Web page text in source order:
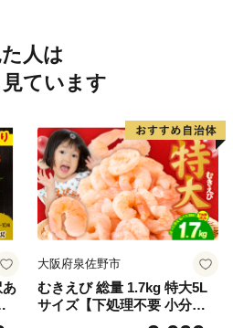
ず【uot773A】
人は
ています
あ
e
大阪府泉佐野市
むきえび 総量 1.7kg 特大5L
サイズ【下処理不要 小分け 8
50g×2P 訳あり サイズ不揃い